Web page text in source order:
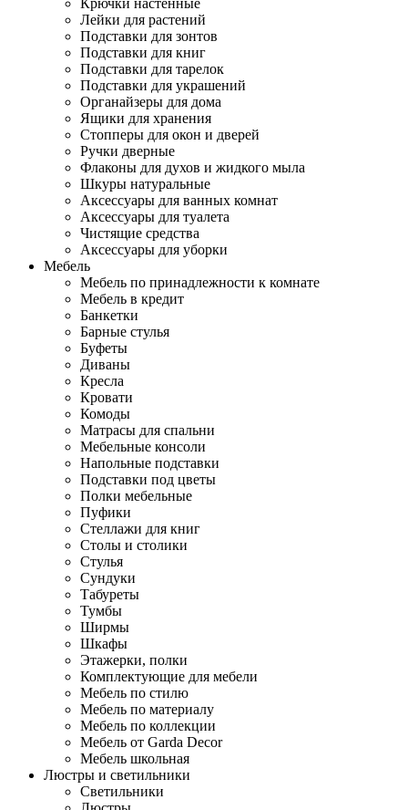
Крючки настенные
Лейки для растений
Подставки для зонтов
Подставки для книг
Подставки для тарелок
Подставки для украшений
Органайзеры для дома
Ящики для хранения
Стопперы для окон и дверей
Ручки дверные
Флаконы для духов и жидкого мыла
Шкуры натуральные
Аксессуары для ванных комнат
Аксессуары для туалета
Чистящие средства
Аксессуары для уборки
Мебель
Мебель по принадлежности к комнате
Мебель в кредит
Банкетки
Барные стулья
Буфеты
Диваны
Кресла
Кровати
Комоды
Матрасы для спальни
Мебельные консоли
Напольные подставки
Подставки под цветы
Полки мебельные
Пуфики
Стеллажи для книг
Столы и столики
Стулья
Сундуки
Табуреты
Тумбы
Ширмы
Шкафы
Этажерки, полки
Комплектующие для мебели
Мебель по стилю
Мебель по материалу
Мебель по коллекции
Мебель от Garda Decor
Мебель школьная
Люстры и светильники
Светильники